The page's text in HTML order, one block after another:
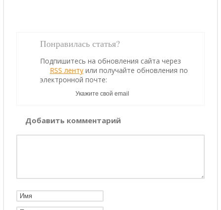
Понравилась статья?
Подпишитесь на обновления сайта через
RSS ленту или получайте обновления по
электронной почте:
Добавить комментарий